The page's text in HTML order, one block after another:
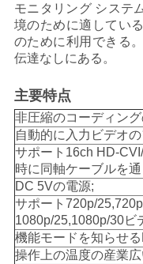
ニ
ュ
ー
ス
引
用
を
モニタリング システ
境のために適してい
のために利用できる
伝達なしにある。
主要特点
非圧縮のコーディン
自動的に入力ビデオ
サポート16ch HD-
時に同軸ケーブルを
DC 5Vの電源;
サポート720p/
1080p/25,1080p/30ビ
機能モードを知らせ
操作上の温度の産業